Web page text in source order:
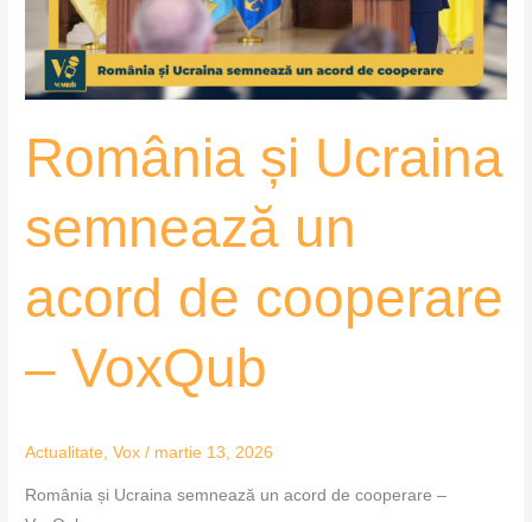
România și Ucraina
semnează un
acord de cooperare
– VoxQub
Actualitate,Vox / martie 13, 2026
România și Ucraina semnează un acord de cooperare –
cooperare